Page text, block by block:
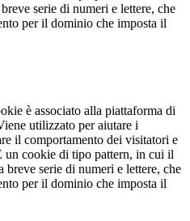
serie di numeri e lettere, che
per il dominio che imposta il
è associato alla piattaforma di
utilizzato per aiutare i
il comportamento dei visitatori e
un cookie di tipo pattern, in cui il
breve serie di numeri e lettere, che
per il dominio che imposta il